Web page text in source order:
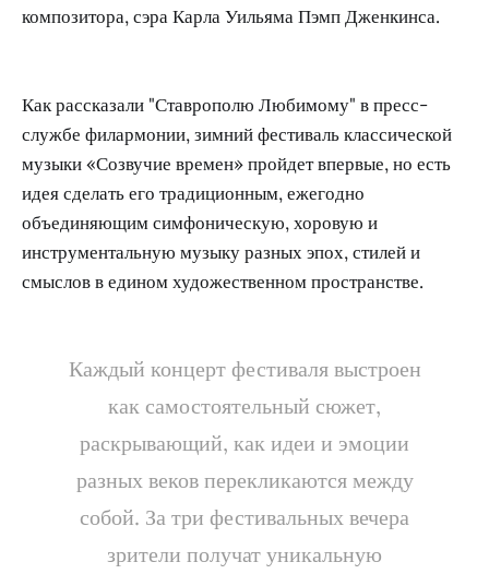
композитора, сэра Карла Уильяма Пэмп Дженкинса.
Как рассказали "Ставрополю Любимому" в пресс-
службе филармонии, зимний фестиваль классической
музыки «Созвучие времен» пройдет впервые, но есть
идея сделать его традиционным, ежегодно
объединяющим симфоническую, хоровую и
инструментальную музыку разных эпох, стилей и
смыслов в едином художественном пространстве.
Каждый концерт фестиваля выстроен
как самостоятельный сюжет,
раскрывающий, как идеи и эмоции
разных веков перекликаются между
собой. За три фестивальных вечера
зрители получат уникальную